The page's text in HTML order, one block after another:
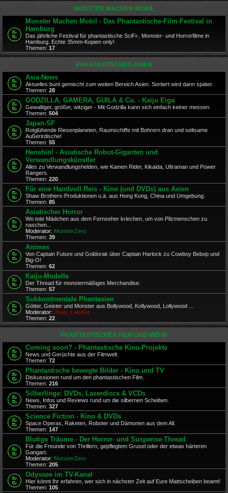
MONSTER MACHEN MOBIL
Monster Machen Mobil - Das Phantastische-Film-Festival in
Hamburg
Das jährliche Festival für phantastische SciFi-, Monster- und Horrorfilme in
Hamburg. Echte 35mm-Kopien only!
Themen: 17
PHANTASTISCHES ASIEN
Asia-News
Aktuelles bunt gemischt zum weiten Bereich Asien. Sortiert wird dann später.
Themen: 28
GODZILLA, GAMERA, GUILA & Co. - Kaiju Eiga
Gewaltiger, größer, witziger - Mit Godzilla kann sich einfach keiner messen.
Themen: 504
Japan-SF
Rotglühende Riesenplaneten, Raumschiffe mit Bohrern dran und seltsame
Außerirdische!
Themen: 55
Henshin! - Asiatische Robot-Giganten und
Verwandlungskünstler
Alles zu Verwandlungshelden, wie Kamen Rider, Kikaida, Ultraman und Power
Rangers.
Themen: 220
Für eine Handvoll Reis - Kino (und DVDs) aus Asien
Shaw Brothers-Produktionen u.ä. aus Hong Kong, China und Umgebung.
Themen: 85
Asiatischer Horror
Wo tote Mädchen aus dem Fernseher kriechen, um von Pilzmenschen zu
naschen...
Moderator: MonsterZero
Themen: 39
Animes
Von Captain Future und Goldorak über Captain Harlock zu Cowboy Bebop und
Big-O!
Themen: 62
Kaiju-Modelle
Der Thread für monstermäßiges Merchandise.
Themen: 57
Subkontinentale Phantasien
Götter, Geister und Monster aus Bollywood, Kollywood, Lollywood ...
Moderator: Joan_Landor
Themen: 22
PHANTASTISCHER FILM UND MEHR
Coming soon? - Phantastische Kino-Projekte
News und Gerüchte aus der Filmwelt.
Themen: 72
Phantastische bewegte Bilder - Kino und TV
Diskussionen rund um den phantastischen Film.
Themen: 216
Silberlinge: DVDs, Laserdiscs & VCDs
News, Infos und Reviews rund um die silbernen Scheiben.
Themen: 327
Science Fiction - Kino & DVDs
Space Operas, Raketen, Roboter und Dämonen aus dem All.
Themen: 147
Blutige Träume - Der Horror- und Suspense-Thread
Für die Freunde von Thrillern, gepflegtem Grusel oder der etwas härteren
Gangart.
Moderator: MonsterZero
Themen: 205
Odyssee im TV-Kanal
Hier könnt Ihr erfahren, wer sich in nächster Zeit auf Eure Mattscheiben beamt!
Themen: 105